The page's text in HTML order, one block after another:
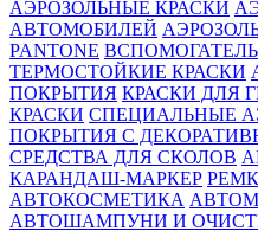
АЭРОЗОЛЬНЫЕ КРАСКИ
АВТОМОБИЛЕЙ
PANTONE
ТЕРМОСТОЙКИЕ КРАСКИ
ПОКРЫТИЯ КРАСКИ ДЛЯ
КРАСКИ СПЕЦИАЛЬНЫЕ
ПОКРЫТИЯ С
СРЕДСТВА ДЛЯ СКОЛОВ
КАРАНДАШ-МАРКЕР
АВТОКОСМЕТИКА
АВТОШАМПУНИ И